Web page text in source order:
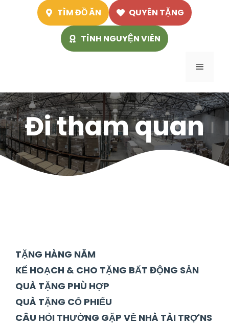
TÌM ĐỒ ĂN QUYÊN TẶNG
TÌNH NGUYỆN VIÊN
Menu
Đi tham quan
TẶNG HÀNG NĂM
KẾ HOẠCH & CHO TẶNG BẤT ĐỘNG SẢN
QUÀ TẶNG PHÙ HỢP
QUÀ TẶNG CỔ PHIẾU
CÂU HỎI THƯỜNG GẶP VỀ NHÀ TÀI TRỢ'NS